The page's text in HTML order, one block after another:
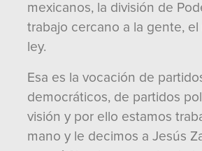
mexicanos, la división de
trabajo cercano a la gente,
ley.
Esa es la vocación de
democráticos, de partidos
visión y por ello estamos
mano y le decimos a Jesús